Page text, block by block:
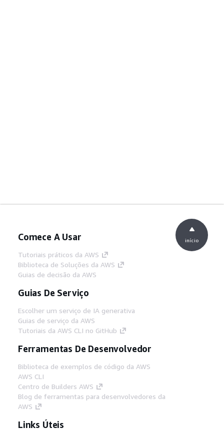
Comece A Usar
Tutoriais práticos da AWS
Biblioteca de Soluções da AWS
Guias de decisão da AWS
Guias De Serviço
Escolher um serviço de IA generativa
Guias de serviço da AWS
Tutoriais da AWS CLI no GitHub
Ferramentas De Desenvolvedor
Biblioteca de exemplos de código da AWS
AWS CLI
Centro de Builders AWS
Blog de ferramentas para desenvolvedores da
AWS
Links Úteis
início